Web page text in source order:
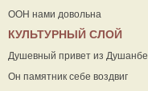
ООН нами довольна
КУЛЬТУРНЫЙ СЛОЙ
Душевный привет из Душанбе
Он памятник себе воздвиг